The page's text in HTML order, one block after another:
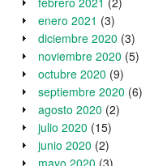
enero 2021 (3)
diciembre 2020 (3)
noviembre 2020 (5)
octubre 2020 (9)
septiembre 2020 (6)
agosto 2020 (2)
julio 2020 (15)
junio 2020 (2)